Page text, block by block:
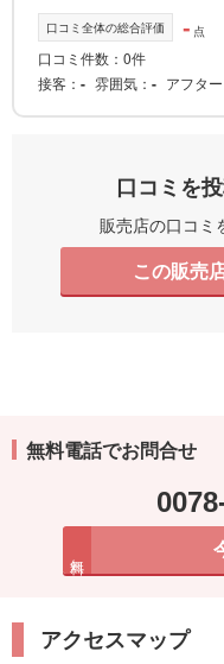
口コミ全体の総合評価 - 点
口コミ件数：0件
接客
- 雰囲気 - アフター
口コミを
販売店の口コミ
この販売
無料電話でお問合せ
アクセスマップ